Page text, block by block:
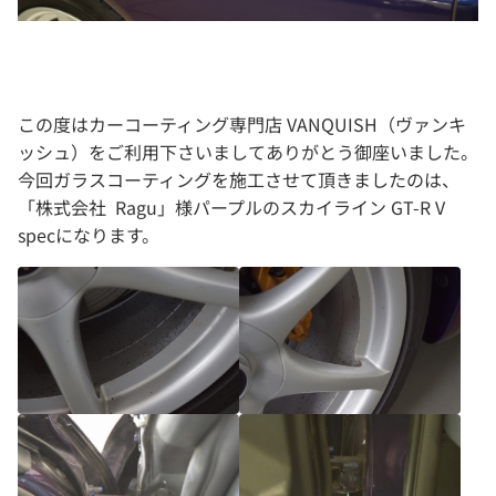
この度はカーコーティング専門店 VANQUISH（ヴァンキ
ッシュ）をご利用下さいましてありがとう御座いました。
今回ガラスコーティングを施工させて頂きましたのは、
「株式会社 Ragu」様パープルのスカイライン GT-R V
specになります。